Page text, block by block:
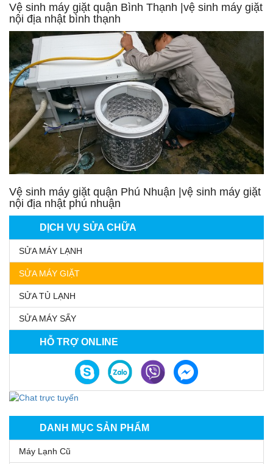
DỊCH VỤ SỬA CHỮA
SỬA MÁY LẠNH
SỬA MÁY GIẶT
SỬA TỦ LẠNH
SỬA MÁY SẤY
HỖ TRỢ ONLINE
DANH MỤC SẢN PHẨM
Máy Lạnh Cũ
Vệ sinh máy giặt quận Bình Thạnh |vệ sinh máy giặt
nội địa nhật bình thạnh
Vệ sinh máy giặt quận Phú Nhuận |vệ sinh máy giặt
nội địa nhật phú nhuận